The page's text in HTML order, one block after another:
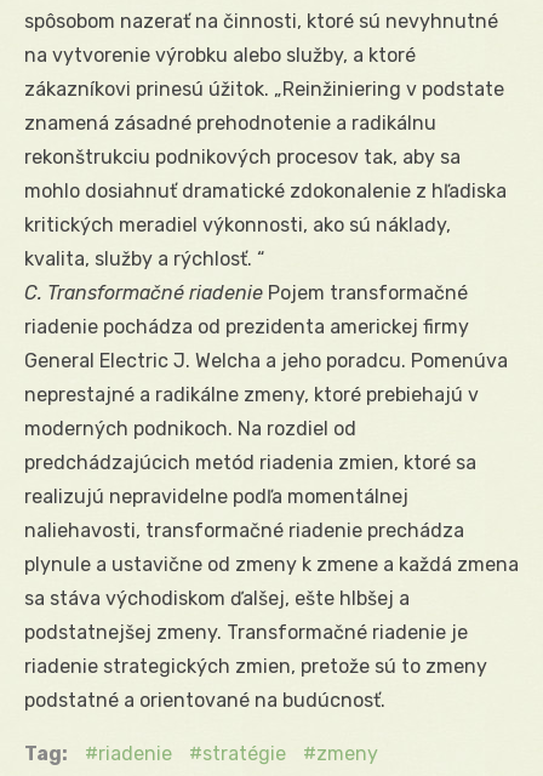
spôsobom nazerať na činnosti, ktoré sú nevyhnutné
na vytvorenie výrobku alebo služby, a ktoré
zákazníkovi prinesú úžitok. „Reinžiniering v podstate
znamená zásadné prehodnotenie a radikálnu
rekonštrukciu podnikových procesov tak, aby sa
mohlo dosiahnuť dramatické zdokonalenie z hľadiska
kritických meradiel výkonnosti, ako sú náklady,
kvalita, služby a rýchlosť. “
C. Transformačné riadenie Pojem transformačné
riadenie pochádza od prezidenta americkej firmy
General Electric J. Welcha a jeho poradcu. Pomenúva
neprestajné a radikálne zmeny, ktoré prebiehajú v
moderných podnikoch. Na rozdiel od
predchádzajúcich metód riadenia zmien, ktoré sa
realizujú nepravidelne podľa momentálnej
naliehavosti, transformačné riadenie prechádza
plynule a ustavične od zmeny k zmene a každá zmena
sa stáva východiskom ďalšej, ešte hlbšej a
podstatnejšej zmeny. Transformačné riadenie je
riadenie strategických zmien, pretože sú to zmeny
podstatné a orientované na budúcnosť.
Tag: riadenie stratégie zmeny